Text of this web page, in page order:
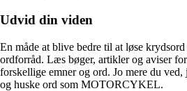
Udvid din viden
En måde at blive bedre til at løse
ordforråd. Læs bøger, artikler og aviser
forskellige emner og ord. Jo mere du
og huske ord som MOTORCYKEL.